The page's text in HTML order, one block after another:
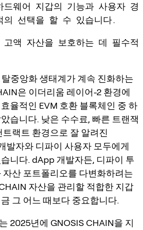
드웨어 지갑의 기능과 사용자 경
의 선택을 할 수 있습니다.
고액 자산을 보호하는 데 필수적
중앙화 생태계가 계속 진화하는
은 이더리움 레이어-2 환경에
율적인 EVM 호환 블록체인 중 하
습니다. 낮은 수수료, 빠른 트랜잭
랙트 환경으로 잘 알려진
발자와 디파이 사용자 모두에게
니다. dApp 개발자든, 디파이 투
자산 포트폴리오를 다변화하려는
자산을 관리할 적합한 지갑
그 어느 때보다 중요합니다.
2025년에 GNOSIS CHAIN을 지